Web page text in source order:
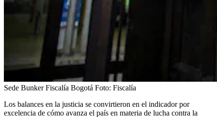
Sede Bunker Fiscalía Bogotá Foto: Fiscalía
Los balances en la justicia se convirtieron en el indicador por
excelencia de cómo avanza el país en materia de lucha contra la